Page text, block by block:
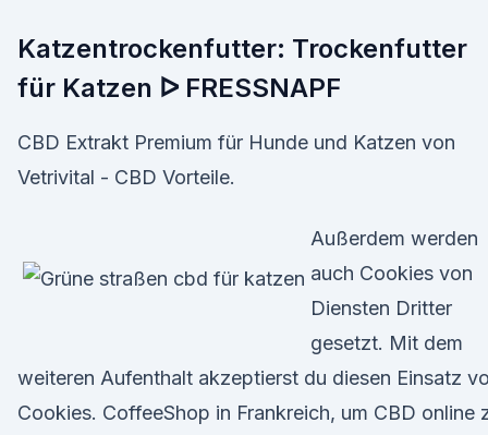
Katzentrockenfutter: Trockenfutter
für Katzen ᐅ FRESSNAPF
CBD Extrakt Premium für Hunde und Katzen von
Vetrivital - CBD Vorteile.
Außerdem werden
auch Cookies von
Diensten Dritter
gesetzt. Mit dem
weiteren Aufenthalt akzeptierst du diesen Einsatz
Cookies. CoffeeShop in Frankreich, um CBD online